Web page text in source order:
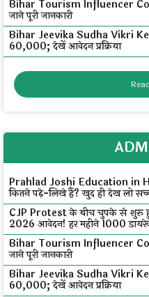
Bihar Tourism Influencer
जाने पूरी जानकारी
Bihar Jeevika Sudha Vikri
₹60,000; देखें आवेदन प्रक्रिया
Prahlad Joshi Education in
कितने पढ़े-लिखे हैं? खुद ही देख लो
CJP Protest के बीच चुपके से
2026 आवेदन! हर महीने ₹1000
Bihar Tourism Influencer
जाने पूरी जानकारी
Bihar Jeevika Sudha Vikri
₹60,000; देखें आवेदन प्रक्रिया